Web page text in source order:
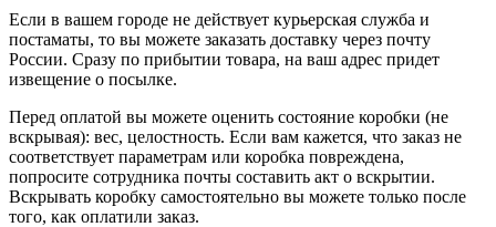
Если в вашем городе не действует курьерская служба и
постаматы, то вы можете заказать доставку через почту
России. Сразу по прибытии товара, на ваш адрес придет
извещение о посылке.
Перед оплатой вы можете оценить состояние коробки (не
вскрывая): вес, целостность. Если вам кажется, что заказ не
соответствует параметрам или коробка повреждена,
попросите сотрудника почты составить акт о вскрытии.
Вскрывать коробку самостоятельно вы можете только после
того, как оплатили заказ.